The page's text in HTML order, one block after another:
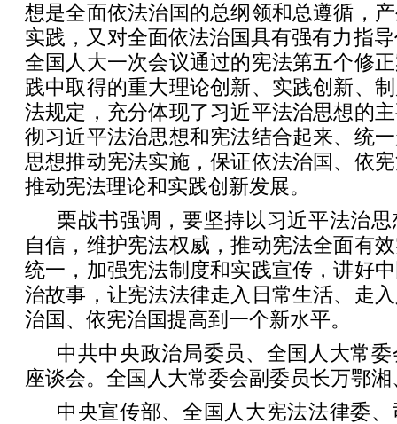
想是全面依法治国的总纲领和总遵循，
实践，又对全面依法治国具有强有力指
全国人大一次会议通过的宪法第五个修
践中取得的重大理论创新、实践创新、
法规定，充分体现了习近平法治思想的
彻习近平法治思想和宪法结合起来、统
思想推动宪法实施，保证依法治国、依
推动宪法理论和实践创新发展。
栗战书强调，要坚持以习近平法治
自信，维护宪法权威，推动宪法全面有
统一，加强宪法制度和实践宣传，讲好
治故事，让宪法法律走入日常生活、走
治国、依宪治国提高到一个新水平。
中共中央政治局委员、全国人大常
座谈会。全国人大常委会副委员长万鄂
中央宣传部、全国人大宪法法律委